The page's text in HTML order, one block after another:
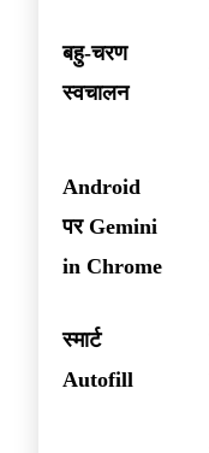
बहु-चरण
स्वचालन
Android
पर Gemini
in Chrome
स्मार्ट
Autofill